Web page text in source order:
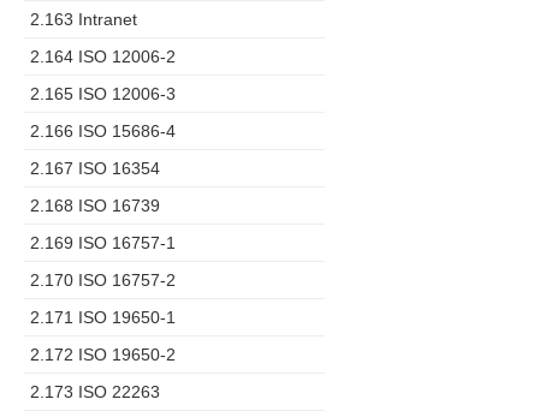
2.163 Intranet
2.164 ISO 12006-2
2.165 ISO 12006-3
2.166 ISO 15686-4
2.167 ISO 16354
2.168 ISO 16739
2.169 ISO 16757-1
2.170 ISO 16757-2
2.171 ISO 19650-1
2.172 ISO 19650-2
2.173 ISO 22263